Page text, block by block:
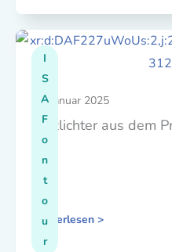
I
S
A
F
o
n
t
o
u
r
08. Januar 2025
Blitzlichter aus dem
Weiterlesen >